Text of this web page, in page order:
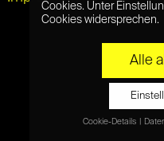
Cookies. Unter
Cookies widersprechen.
Alle
Cookie-Details